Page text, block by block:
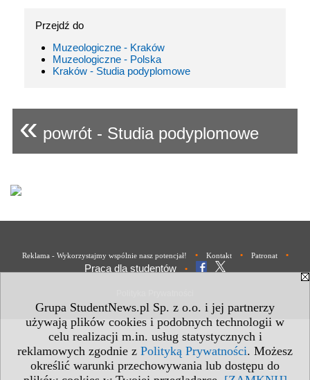
Grupa StudentNews.pl Sp. z o.o. i jej partnerzy
używają plików cookies i podobnych technologii w
celu realizacji m.in. usług statystycznych i
reklamowych zgodnie z Polityką Prywatności. Możesz
określić warunki przechowywania lub dostępu do
Przejdź do
Muzeologiczne - Kraków
Muzeologiczne - Polska
Kraków - Studia podyplomowe
« powrót - Studia podyplomowe
Reklama - Wykorzystajmy wspólnie nasz potencjał! • Kontakt • Patronat •
Praca dla studentów •